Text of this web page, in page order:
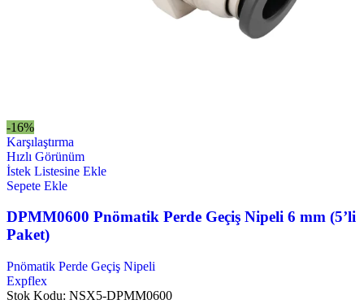
-16%
Karşılaştırma
Hızlı Görünüm
İstek Listesine Ekle
Sepete Ekle
DPMM0600 Pnömatik Perde Geçiş Nipeli 6 mm (5’li
Paket)
Pnömatik Perde Geçiş Nipeli
Expflex
Stok Kodu: NSX5-DPMM0600